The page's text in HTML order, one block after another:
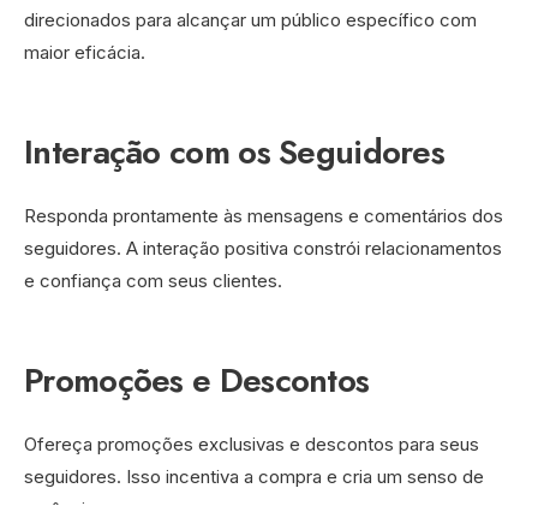
direcionados para alcançar um público específico com
maior eficácia.
Interação com os Seguidores
Responda prontamente às mensagens e comentários dos
seguidores. A interação positiva constrói relacionamentos
e confiança com seus clientes.
Promoções e Descontos
Ofereça promoções exclusivas e descontos para seus
seguidores. Isso incentiva a compra e cria um senso de